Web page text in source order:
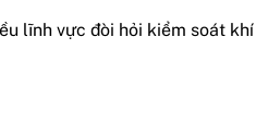
lĩnh vực đòi hỏi kiểm soát